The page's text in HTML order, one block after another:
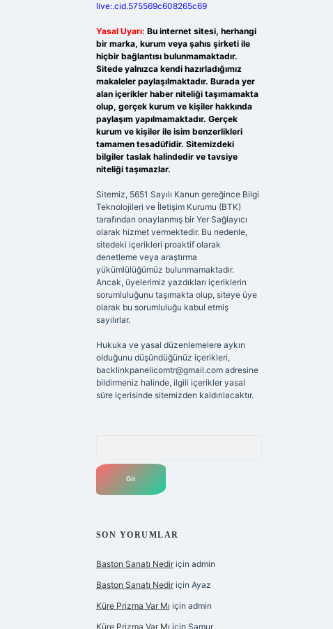
live:.cid.575569c608265c69
Yasal Uyarı: Bu internet sitesi, herhangi
bir marka, kurum veya şahıs şirketi ile
hiçbir bağlantısı bulunmamaktadır.
Sitede yalnızca kendi hazırladığımız
makaleler paylaşılmaktadır. Burada yer
alan içerikler haber niteliği taşımamakta
olup, gerçek kurum ve kişiler hakkında
paylaşım yapılmamaktadır. Gerçek
kurum ve kişiler ile isim benzerlikleri
tamamen tesadüfidir. Sitemizdeki
bilgiler taslak halindedir ve tavsiye
niteliği taşımazlar.
Sitemiz, 5651 Sayılı Kanun gereğince Bilgi
Teknolojileri ve İletişim Kurumu (BTK)
tarafından onaylanmış bir Yer Sağlayıcı
olarak hizmet vermektedir. Bu nedenle,
sitedeki içerikleri proaktif olarak
denetleme veya araştırma
yükümlülüğümüz bulunmamaktadır.
Ancak, üyelerimiz yazdıkları içeriklerin
sorumluluğunu taşımakta olup, siteye üye
olarak bu sorumluluğu kabul etmiş
sayılırlar.
Hukuka ve yasal düzenlemelere aykırı
olduğunu düşündüğünüz içerikleri,
backlinkpanelicomtr@gmail.comadresine
bildirmeniz halinde, ilgili içerikler yasal
süre içerisinde sitemizden kaldırılacaktır.
SON YORUMLAR
Baston Sanatı Nediriçin admin
Baston Sanatı Nediriçin Ayaz
Küre Prizma Var Mı için admin
Küre Prizma Var Mı için Samur